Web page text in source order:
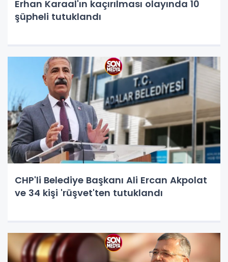
Erhan Karaal'ın kaçırılması olayında 10
şüpheli tutuklandı
CHP'li Belediye Başkanı Ali Ercan Akpolat
ve 34 kişi 'rüşvet'ten tutuklandı